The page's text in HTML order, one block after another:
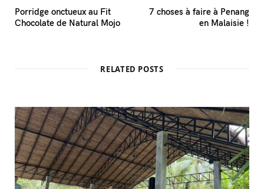
Porridge onctueux au Fit
Chocolate de Natural Mojo
7 choses à faire à Penang
en Malaisie !
RELATED POSTS